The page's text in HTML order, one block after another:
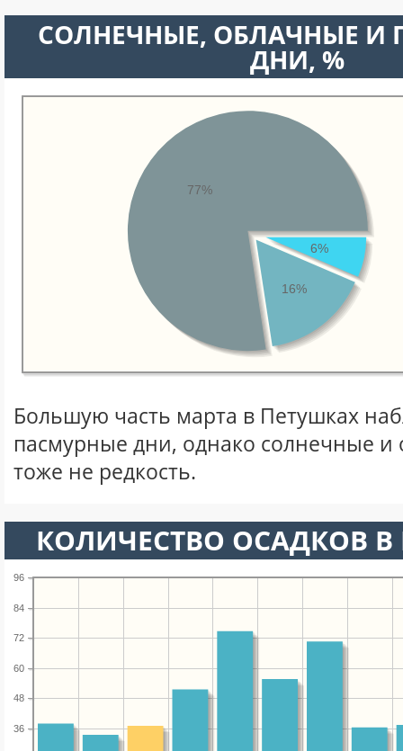
CОЛНЕЧНЫЕ, ОБЛАЧНЫЕ И
ДНИ, %
6%
16%
77%
Большую часть марта в Петушках
пасмурные дни, однако солнечные
тоже не редкость.
КОЛИЧЕСТВО ОСАДКОВ
36
48
60
72
84
96